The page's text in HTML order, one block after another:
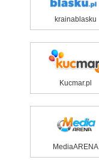
krainablasku
Kucmar.pl
MediaARENA